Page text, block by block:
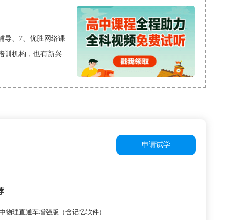
导、7、优胜网络课
训机构，也有新兴
物理直通车增强版（含记忆软件）
申请试学